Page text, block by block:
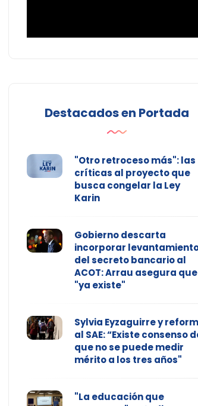
Destacados en Portada
"Otro retroceso más": las
críticas al proyecto que
busca congelar la Ley
Karin
Gobierno descarta
incorporar
del secreto bancario al
ACOT: Arrau asegura que
"ya existe"
Sylvia Eyzaguirre y
al SAE: “Existe consenso
que no se puede medir
mérito a los tres años"
"La educación que